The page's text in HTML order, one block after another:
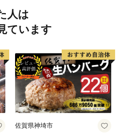
人は
ています
佐賀県神埼市